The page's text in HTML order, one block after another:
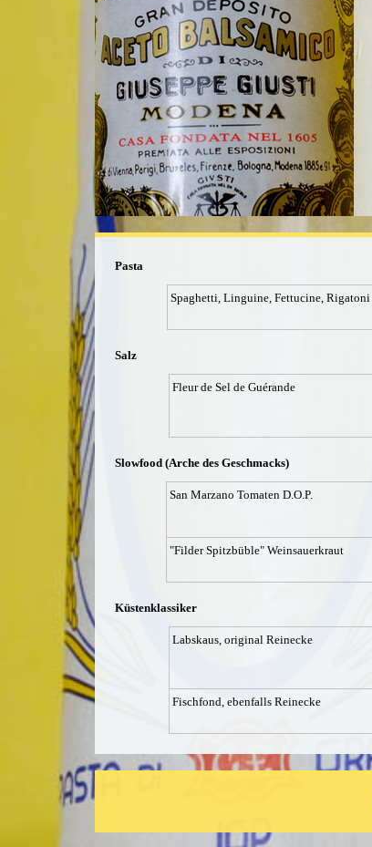
Pasta
Spaghetti, Linguine, Fettucine, Rigatoni
Salz
Fleur de Sel de Guérande
Slowfood (Arche des Geschmacks)
San Marzano Tomaten D.O.P.
"Filder Spitzbüble" Weinsauerkraut
Küstenklassiker
Labskaus, original Reinecke
Fischfond, ebenfalls Reinecke